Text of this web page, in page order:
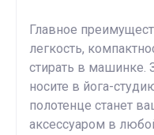
Главное
легкость,
стирать в машинке.
носите в йога-
полотенце станет
аксессуаром в